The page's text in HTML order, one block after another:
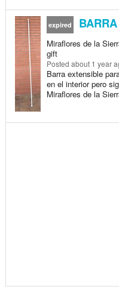
expired
Miraflores de la
gift
Posted about 1 year
Barra extensible
en el interior pero
Miraflores de la